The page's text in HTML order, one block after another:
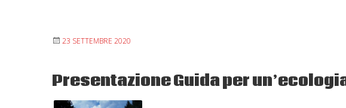
23 SETTEMBRE 2020
Presentazione Guida per